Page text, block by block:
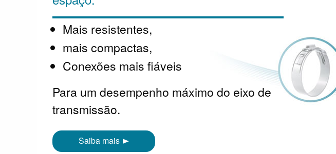
Mais resistentes,
mais compactas,
Conexões mais fiáveis
Para um desempenho máximo do eixo de
transmissão.
Saiba mais